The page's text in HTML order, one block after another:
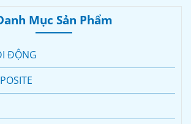
Mục Sản Phẩm
ĐỘNG